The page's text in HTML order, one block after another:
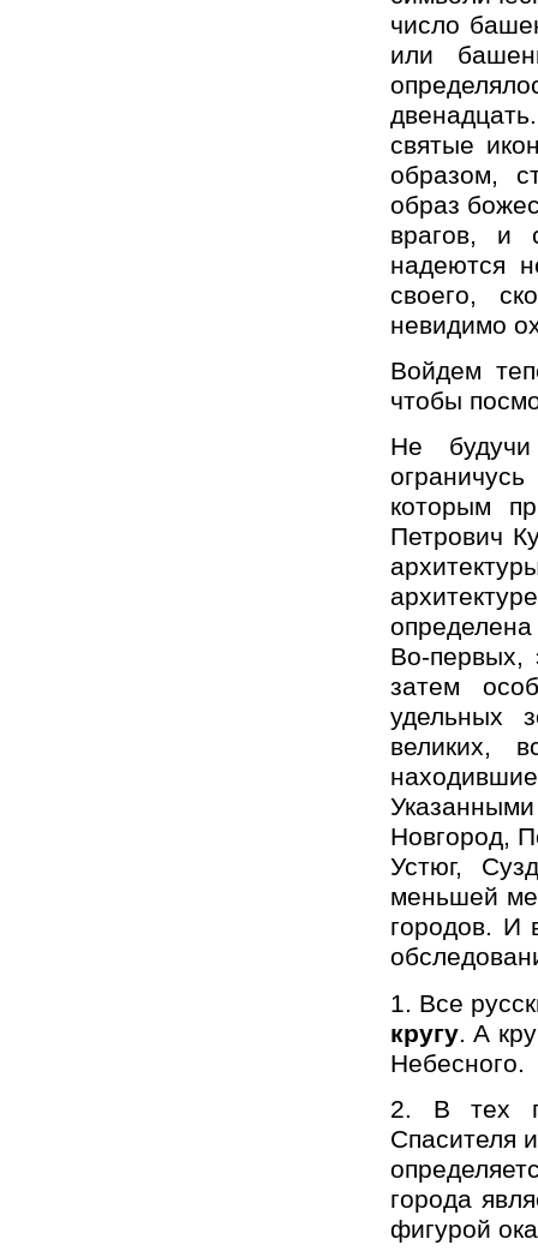
число
или
святые
образом,
образ
врагов, и
надеются
своего,
невидимо
Войдем
чтобы
Не
которым
Петрович
определена
Во-первых,
затем
удельных
великих,
Новгород,
Устюг,
меньшей
городов. И
1. Все
кругу. А
Небесного.
2. В тех
Спасителя
города
фигурой